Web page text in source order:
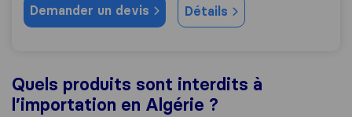
Demander un devis Détails
Quels produits sont interdits à
l’importation en Algérie ?